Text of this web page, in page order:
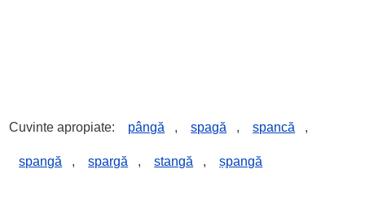
Cuvinte apropiate: pângă , spagă , spancă ,
spangă , spargă , stangă , șpangă